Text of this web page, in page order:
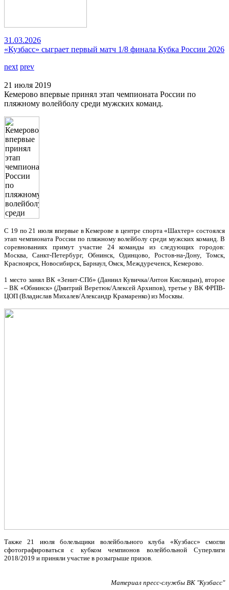
31.03.2026
«Кузбасс» сыграет первый матч 1/8 финала Кубка России 2026
next prev
21 июля 2019
Кемерово впервые принял этап чемпионата России по
пляжному волейболу среди мужских команд.
С 19 по 21 июля впервые в Кемерове в центре спорта «Шахтер» состоялся
этап чемпионата России по пляжному волейболу среди мужских команд. В
соревнованиях примут участие 24 команды из следующих городов:
Москва, Санкт-Петербург, Обнинск, Одинцово, Ростов-на-Дону, Томск,
Красноярск, Новосибирск, Барнаул, Омск, Междуреченск, Кемерово.
1 место занял ВК «Зенит-СПб» (Даниил Кувичка/Антон Кислицын), второе
– ВК «Обнинск» (Дмитрий Веретюк/Алексей Архипов), третье у ВК ФРПВ-
ЦОП (Владислав Михалев/Александр Крамаренко) из Москвы.
Также 21 июля болельщики волейбольного клуба «Кузбасс» смогли
сфотографироваться с кубком чемпионов волейбольной Суперлиги
2018/2019 и приняли участие в розыгрыше призов.
Материал пресс-службы ВК "Кузбасс"